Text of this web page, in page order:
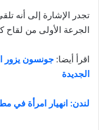
الجرعة الأولى من لقاح
اقرأ أيضا: جونسون يزور
الجديدة
لندن: انهيار امرأة في